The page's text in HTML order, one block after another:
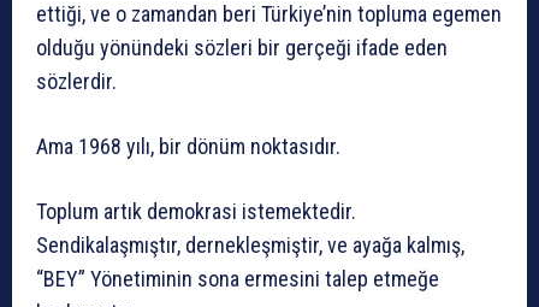
ettiği, ve o zamandan beri Türkiye’nin topluma egemen
olduğu yönündeki sözleri bir gerçeği ifade eden
sözlerdir.
Ama 1968 yılı, bir dönüm noktasıdır.
Toplum artık demokrasi istemektedir.
Sendikalaşmıştır, dernekleşmiştir, ve ayağa kalmış,
“BEY” Yönetiminin sona ermesini talep etmeğe